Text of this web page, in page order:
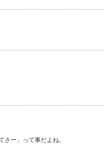
ー」って事だよね。